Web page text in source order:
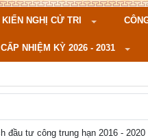
KIẾN NGHỊ CỬ TRI
NHIỆM KỲ 2026 - 2031
đầu tư công trung hạn 2016 -